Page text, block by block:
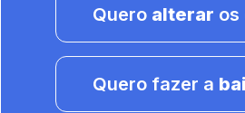
Quero alterar os
Quero fazer a